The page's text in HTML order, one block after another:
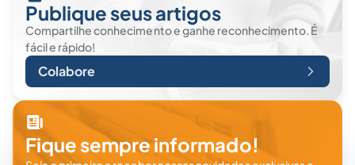
Publique seus artigos
Compartilhe conhecimento e ganhe reconhecimento. É
fácil e rápido!
Colabore
Fique sempre informado!